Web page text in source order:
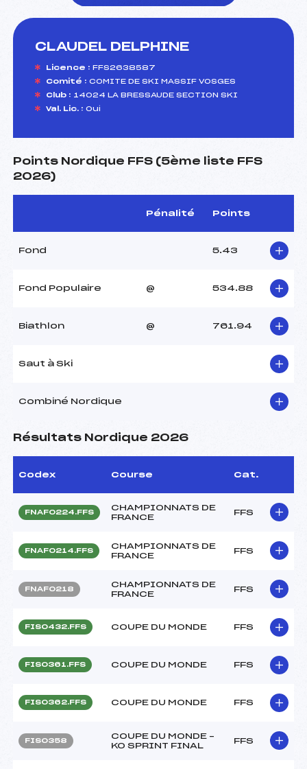
CLAUDEL DELPHINE
Licence : FFS2638587
Comité : COMITE DE SKI MASSIF VOSGES
Club : 14024 LA BRESSAUDE SECTION SKI
Val. Lic. : Oui
Points Nordique FFS (5ème liste FFS
2026)
Pénalité Points
Fond 5.43
Fond Populaire @ 534.88
Biathlon @ 761.94
Saut à Ski
Combiné Nordique
Résultats Nordique 2026
Codex Course Cat.
FNAF0224.FFS
CHAMPIONNATS DE
FRANCE
FFS
FNAF0214.FFS
CHAMPIONNATS DE
FRANCE
FFS
FNAF0218
CHAMPIONNATS DE
FRANCE
FFS
FIS0432.FFS COUPE DU MONDE FFS
FIS0361.FFS COUPE DU MONDE FFS
FIS0362.FFS COUPE DU MONDE FFS
FIS0358
COUPE DU MONDE –
KO SPRINT FINAL
FFS